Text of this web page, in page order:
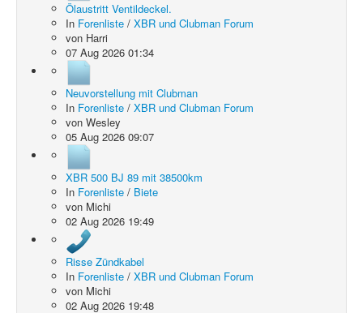
Ölaustritt Ventildeckel.
In Forenliste / XBR und Clubman Forum
von Harri
07 Aug 2026 01:34
Neuvorstellung mit Clubman
In Forenliste / XBR und Clubman Forum
von Wesley
05 Aug 2026 09:07
XBR 500 BJ 89 mit 38500km
In Forenliste / Biete
von Michi
02 Aug 2026 19:49
Risse Zündkabel
In Forenliste / XBR und Clubman Forum
von Michi
02 Aug 2026 19:48